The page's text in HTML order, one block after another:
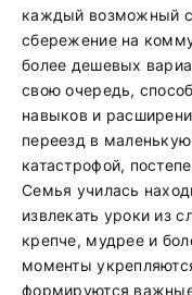
каждый возможный
сбережение на
более дешевых
свою очередь,
навыков и
переезд в
катастрофой,
Семья училась
извлекать уроки из
крепче, мудрее и
моменты
формируются